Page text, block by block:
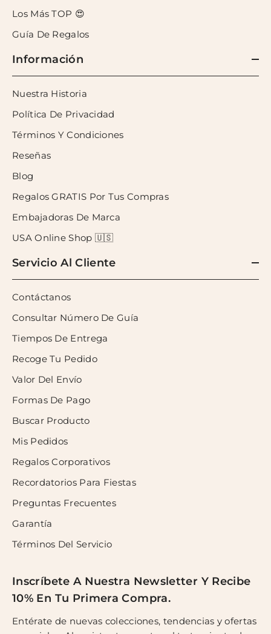
Los Más TOP 😍
Guía De Regalos
Información
Nuestra Historia
Política De Privacidad
Términos Y Condiciones
Reseñas
Blog
Regalos GRATIS Por Tus Compras
Embajadoras De Marca
USA Online Shop 🇺🇸
Servicio Al Cliente
Contáctanos
Consultar Número De Guía
Tiempos De Entrega
Recoge Tu Pedido
Valor Del Envío
Formas De Pago
Buscar Producto
Mis Pedidos
Regalos Corporativos
Recordatorios Para Fiestas
Preguntas Frecuentes
Garantía
Términos Del Servicio
Inscríbete A Nuestra Newsletter Y Recibe
10% En Tu Primera Compra.
Entérate de nuevas colecciones, tendencias y ofertas